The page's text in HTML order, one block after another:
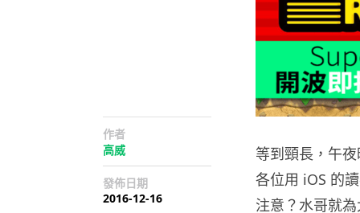
作者
高威
發佈日期
2016-12-16
等到頸長，午
各位用 iOS 的
注意？水哥就